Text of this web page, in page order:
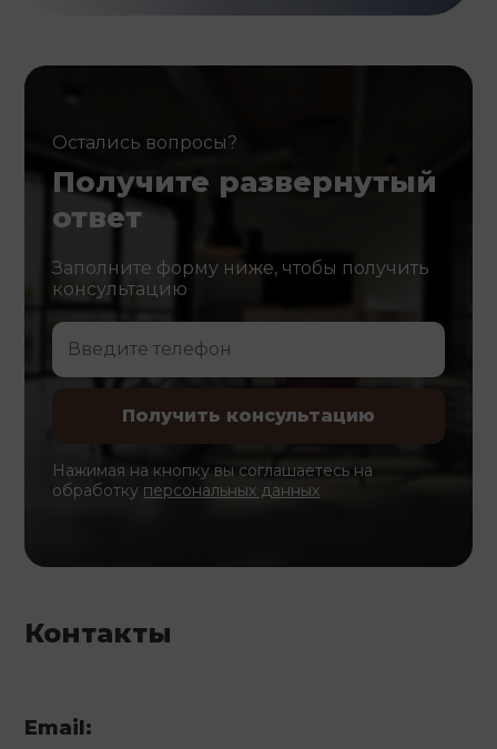
Остались вопросы?
Получите развернутый
ответ
Заполните форму ниже, чтобы получить
консультацию
Нажимая на кнопку вы соглашаетесь на
обработку персональных данных
Контакты
Email: